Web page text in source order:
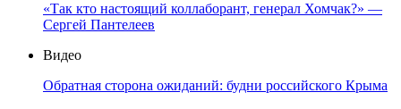
«Так кто настоящий коллаборант, генерал Хомчак?» —
Сергей Пантелеев
Видео
Обратная сторона ожиданий: будни российского Крыма